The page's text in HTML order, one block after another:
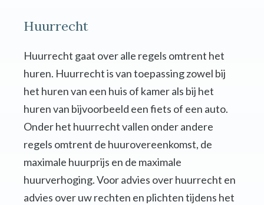
Huurrecht
Huurrecht gaat over alle regels omtrent het
huren. Huurrecht is van toepassing zowel bij
het huren van een huis of kamer als bij het
huren van bijvoorbeeld een fiets of een auto.
Onder het huurrecht vallen onder andere
regels omtrent de huurovereenkomst, de
maximale huurprijs en de maximale
huurverhoging. Voor advies over huurrecht en
advies over uw rechten en plichten tijdens het